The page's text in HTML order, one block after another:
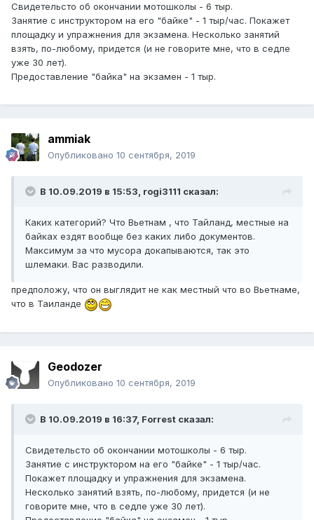
Свидетельсто об окончании мотошколы - 6 тыр.
Занятие с инструктором на его "байке" - 1 тыр/час. Покажет
площадку и упражнения для экзамена. Несколько занятий
взять, по-любому, придется (и не говорите мне, что в седле
уже 30 лет).
Предоставление "байка" на экзамен - 1 тыр.
ammiak
Опубликовано 10 сентября, 2019
В 10.09.2019 в 15:53, rogi3111 сказал:
Каких категорий? Что Вьетнам , что Тайланд, местные на
байках ездят вообще без каких либо документов.
Максимум за что мусора докапываются, так это
шлемаки. Вас разводили.
предположу, что он выглядит не как местный что во Вьетнаме,
что в Таиланде
Geodozer
Опубликовано 10 сентября, 2019
В 10.09.2019 в 16:37, Forrest сказал:
Свидетельсто об окончании мотошколы - 6 тыр.
Занятие с инструктором на его "байке" - 1 тыр/час.
Покажет площадку и упражнения для экзамена.
Несколько занятий взять, по-любому, придется (и не
говорите мне, что в седле уже 30 лет).